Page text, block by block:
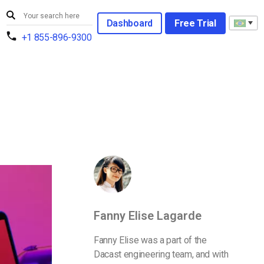
+1 855-896-9300
Dashboard Free Trial
Fanny Elise Lagarde
Fanny Elise was a part of the
Dacast engineering team, and with